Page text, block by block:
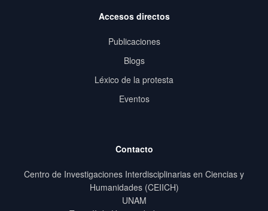
Accesos directos
Publicaciones
Blogs
Léxico de la protesta
Eventos
Contacto
Centro de Investigaciones Interdisciplinarias en Ciencias y
Humanidades (CEIICH)
UNAM